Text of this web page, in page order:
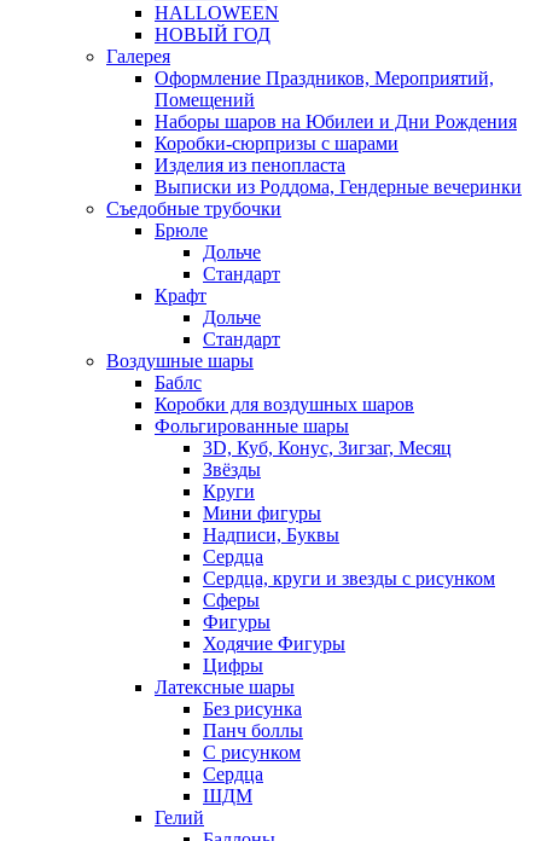
HALLOWEEN
НОВЫЙ ГОД
Галерея
Оформление Праздников, Мероприятий,
Помещений
Наборы шаров на Юбилеи и Дни Рождения
Коробки-сюрпризы с шарами
Изделия из пенопласта
Выписки из Роддома, Гендерные вечеринки
Съедобные трубочки
Брюле
Дольче
Стандарт
Крафт
Дольче
Стандарт
Воздушные шары
Баблс
Коробки для воздушных шаров
Фольгированные шары
3D, Куб, Конус, Зигзаг, Месяц
Звёзды
Круги
Мини фигуры
Надписи, Буквы
Сердца
Сердца, круги и звезды с рисунком
Сферы
Фигуры
Ходячие Фигуры
Цифры
Латексные шары
Без рисунка
Панч боллы
С рисунком
Сердца
ШДМ
Гелий